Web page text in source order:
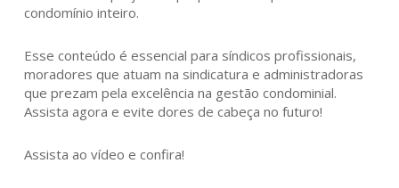
condomínio inteiro.
Esse conteúdo é essencial para síndicos profissionais,
moradores que atuam na sindicatura e administradoras
que prezam pela excelência na gestão condominial.
Assista agora e evite dores de cabeça no futuro!
Assista ao vídeo e confira!